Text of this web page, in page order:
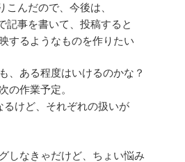
んだので、今後は、
記事を書いて、投稿すると
するようなものを作りたい
、ある程度はいけるのかな？
の作業予定。
るけど、それぞれの扱いが
しなきゃだけど、ちょい悩み